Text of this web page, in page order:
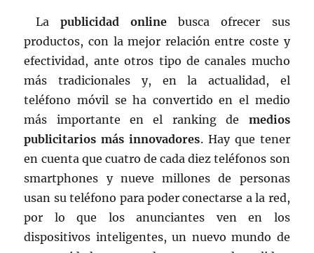
profesional
La publicidad online busca ofrecer sus
productos, con la mejor relación entre coste y
efectividad, ante otros tipo de canales mucho
más tradicionales y, en la actualidad, el
teléfono móvil se ha convertido en el medio
más importante en el ranking de medios
publicitarios más innovadores. Hay que tener
en cuenta que cuatro de cada diez teléfonos son
smartphones y nueve millones de personas
usan su teléfono para poder conectarse a la red,
por lo que los anunciantes ven en los
dispositivos inteligentes, un nuevo mundo de